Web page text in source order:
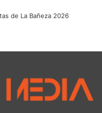
de La Bañeza 2026